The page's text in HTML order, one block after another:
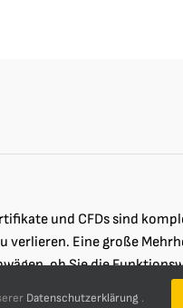
und CFDs sind
verlieren. Eine große
ob Sie die
Datenschutzerklärung .